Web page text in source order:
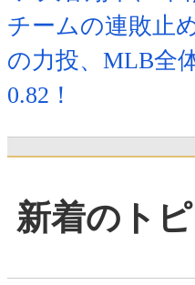
チームの連敗止
の力投、MLB全
0.82！
新着のト